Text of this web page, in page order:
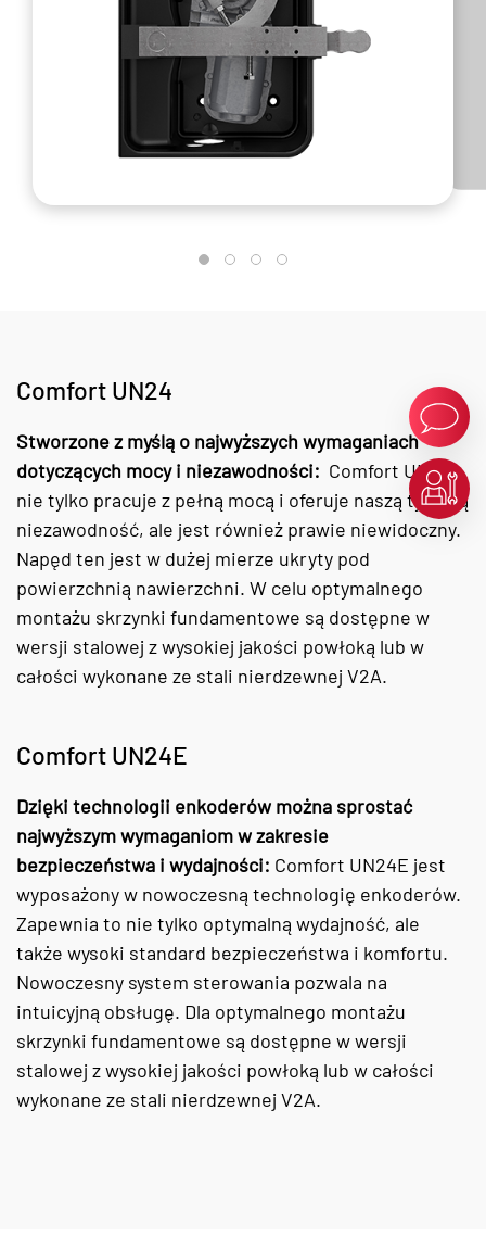
Comfort UN24
Stworzone z myślą o najwyższych wymaganiach
dotyczących mocy i niezawodności: Comfort UN24
nie tylko pracuje z pełną mocą i oferuje naszą typową
niezawodność, ale jest również prawie niewidoczny.
Napęd ten jest w dużej mierze ukryty pod
powierzchnią nawierzchni. W celu optymalnego
montażu skrzynki fundamentowe są dostępne w
wersji stalowej z wysokiej jakości powłoką lub w
całości wykonane ze stali nierdzewnej V2A.
Comfort UN24E
Dzięki technologii enkoderów można sprostać
najwyższym wymaganiom w zakresie
bezpieczeństwa i wydajności: Comfort UN24E jest
wyposażony w nowoczesną technologię enkoderów.
Zapewnia to nie tylko optymalną wydajność, ale
także wysoki standard bezpieczeństwa i komfortu.
Nowoczesny system sterowania pozwala na
intuicyjną obsługę. Dla optymalnego montażu
skrzynki fundamentowe są dostępne w wersji
stalowej z wysokiej jakości powłoką lub w całości
wykonane ze stali nierdzewnej V2A.